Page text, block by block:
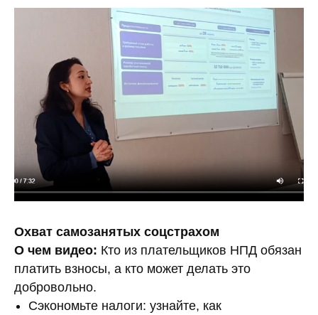
Охват самозанятых соцстрахом
О чем видео: Кто из плательщиков НПД обязан
платить взносы, а кто может делать это
добровольно.
Сэкономьте налоги: узнайте, как
Посмотреть бесплатно